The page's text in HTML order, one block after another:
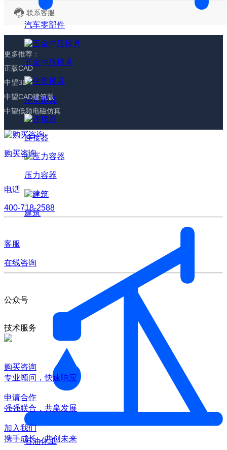
汽车零部件
五金冲压模具
注塑模具
连接器
压力容器
建筑
石油化工
联系客服
更多推荐：
正版CAD
中望3D
中望CAD建筑版
中望低频电磁仿真
购买咨询
电话
400-718-2588
客服
在线咨询
公众号
技术服务
购买咨询
专业顾问，快速响应
申请合作
强强联合，共赢发展
加入我们
携手成长，共创未来